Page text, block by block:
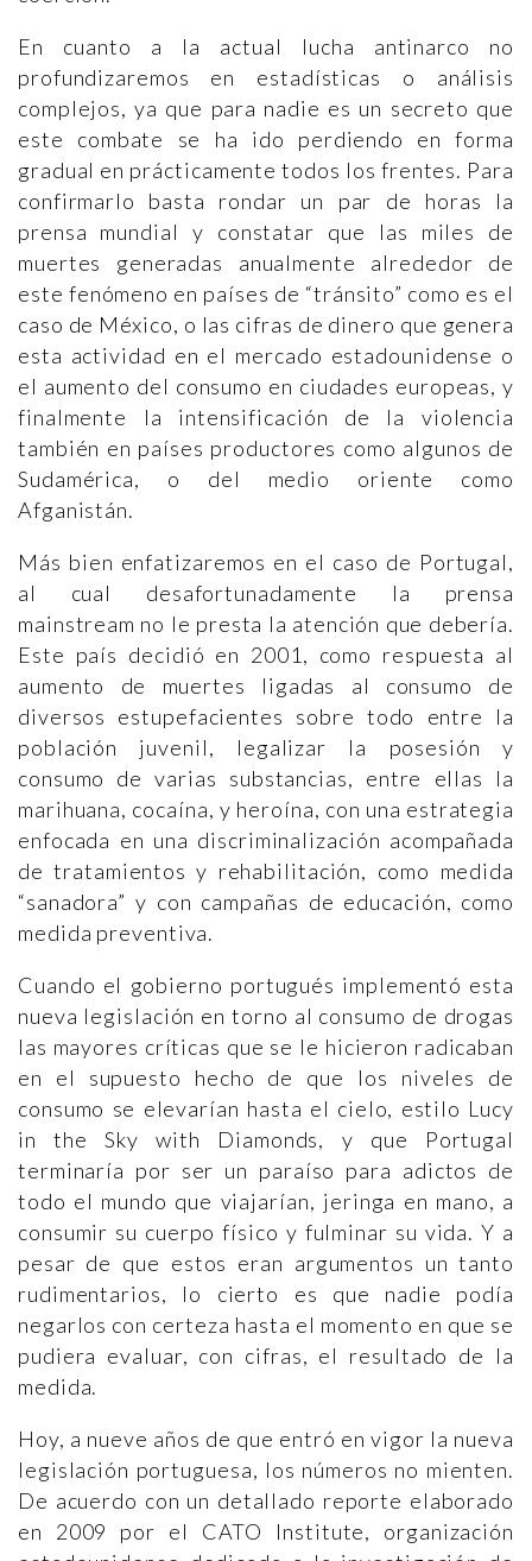
En cuanto a la actual lucha antinarco no
profundizaremos en estadísticas o análisis
complejos, ya que para nadie es un secreto que
este combate se ha ido perdiendo en forma
gradual en prácticamente todos los frentes. Para
confirmarlo basta rondar un par de horas la
prensa mundial y constatar que las miles de
muertes generadas anualmente alrededor de
este fenómeno en países de “tránsito” como es el
caso de México, o las cifras de dinero que genera
esta actividad en el mercado estadounidense o
el aumento del consumo en ciudades europeas, y
finalmente la intensificación de la violencia
también en países productores como algunos de
Sudamérica, o del medio oriente como
Afganistán.
Más bien enfatizaremos en el caso de Portugal,
al cual desafortunadamente la prensa
mainstream no le presta la atención que debería.
Este país decidió en 2001, como respuesta al
aumento de muertes ligadas al consumo de
diversos estupefacientes sobre todo entre la
población juvenil, legalizar la posesión y
consumo de varias substancias, entre ellas la
marihuana, cocaína, y heroína, con una estrategia
enfocada en una discriminalización acompañada
de tratamientos y rehabilitación, como medida
“sanadora” y con campañas de educación, como
medida preventiva.
Cuando el gobierno portugués implementó esta
nueva legislación en torno al consumo de drogas
las mayores críticas que se le hicieron radicaban
en el supuesto hecho de que los niveles de
consumo se elevarían hasta el cielo, estilo Lucy
in the Sky with Diamonds, y que Portugal
terminaría por ser un paraíso para adictos de
todo el mundo que viajarían, jeringa en mano, a
consumir su cuerpo físico y fulminar su vida. Y a
pesar de que estos eran argumentos un tanto
rudimentarios, lo cierto es que nadie podía
negarlos con certeza hasta el momento en que se
pudiera evaluar, con cifras, el resultado de la
medida.
Hoy, a nueve años de que entró en vigor la nueva
legislación portuguesa, los números no mienten.
De acuerdo con un detallado reporte elaborado
en 2009 por el CATO Institute, organización